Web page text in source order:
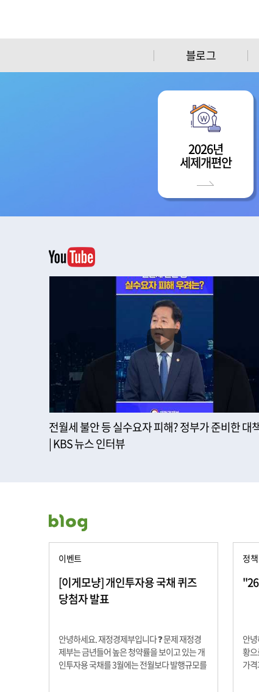
블로그
2026년
세제개편안
전월세 불안 등 실수요자 피해? 정부가 준비한 대
| KBS 뉴스 인터뷰
이벤트
[이게모냥] 개인투자용 국채 퀴즈
당첨자 발표
안녕하세요. 재정경제부입니다 ❓ 문제 재정경
제부는 금년들어 높은 청약률을 보이고 있는 개
인투자용 국채를 3월에는 전월보다 발행규모를
정책
안
황
가